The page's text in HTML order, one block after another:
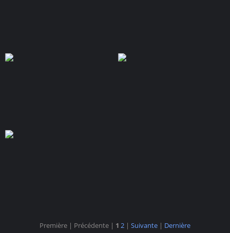
Première | Précédente | 1 2 | Suivante | Dernière